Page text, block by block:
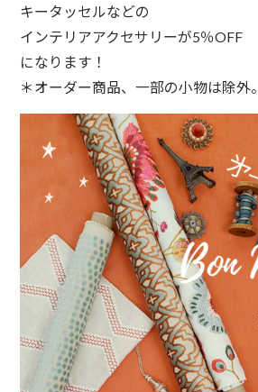
キータッセルなどの⁠
インテリアアクセサリーが5％OFF⁠
になります！⁠
⁠＊オーダー商品、一部の小物は⁠除外。⁠